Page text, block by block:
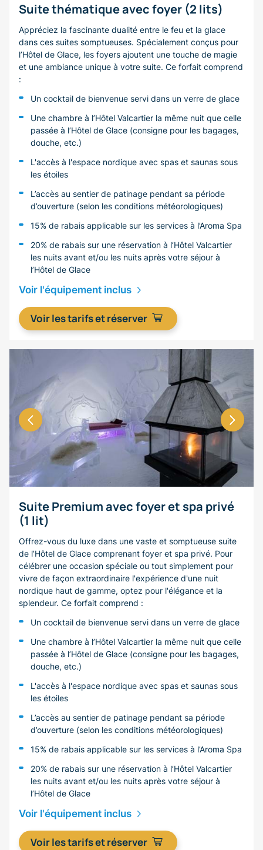
Suite thématique avec foyer (2 lits)
Appréciez la fascinante dualité entre le feu et la glace
dans ces suites somptueuses. Spécialement conçus pour
l’Hôtel de Glace, les foyers ajoutent une touche de magie
et une ambiance unique à votre suite. Ce forfait comprend
:
Un cocktail de bienvenue servi dans un verre de glace
Une chambre à l’Hôtel Valcartier la même nuit que celle
passée à l’Hôtel de Glace (consigne pour les bagages,
douche, etc.)
L'accès à l'espace nordique avec spas et saunas sous
les étoiles
L’accès au sentier de patinage pendant sa période
d’ouverture (selon les conditions météorologiques)
15% de rabais applicable sur les services à l’Aroma Spa
20% de rabais sur une réservation à l’Hôtel Valcartier
les nuits avant et/ou les nuits après votre séjour à
l’Hôtel de Glace
Voir l'équipement inclus
Voir les tarifs et réserver
Suite Premium avec foyer et spa privé
(1 lit)
Offrez-vous du luxe dans une vaste et somptueuse suite
de l’Hôtel de Glace comprenant foyer et spa privé. Pour
célébrer une occasion spéciale ou tout simplement pour
vivre de façon extraordinaire l'expérience d'une nuit
nordique haut de gamme, optez pour l'élégance et la
splendeur. Ce forfait comprend :
Un cocktail de bienvenue servi dans un verre de glace
Une chambre à l’Hôtel Valcartier la même nuit que celle
passée à l’Hôtel de Glace (consigne pour les bagages,
douche, etc.)
L'accès à l'espace nordique avec spas et saunas sous
les étoiles
L’accès au sentier de patinage pendant sa période
d’ouverture (selon les conditions météorologiques)
15% de rabais applicable sur les services à l’Aroma Spa
20% de rabais sur une réservation à l’Hôtel Valcartier
les nuits avant et/ou les nuits après votre séjour à
l’Hôtel de Glace
Voir l'équipement inclus
Voir les tarifs et réserver